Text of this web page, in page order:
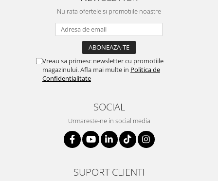
Nu rata ofertele si promotiile noastre
Vreau sa primesc newsletter cu promotiile
magazinului. Afla mai multe in Politica de
Confidentialitate
SOCIAL
Urmareste-ne in social media
SUPORT CLIENTI